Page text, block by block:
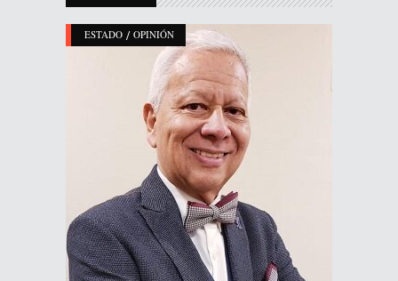
ESTADO / OPINIÓN